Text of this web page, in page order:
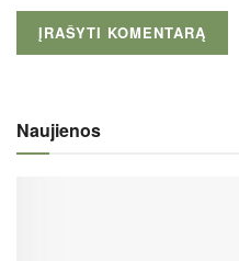
Naujienos